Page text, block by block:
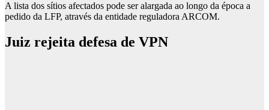
A lista dos sítios afectados pode ser alargada ao longo da época a
pedido da LFP, através da entidade reguladora ARCOM.
Juiz rejeita defesa de VPN